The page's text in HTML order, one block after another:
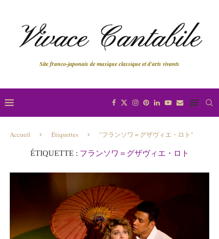
Site franco-japonais de musique classique et d'arts vivants
Accueil Étiquettes "フランソワ＝グザヴィエ・ロト"
ÉTIQUETTE : フランソワ＝グザヴィエ・ロト